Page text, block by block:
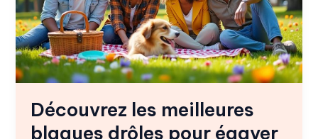
Découvrez les meilleures
blagues drôles pour égayer
pour
égayer
votre
journée